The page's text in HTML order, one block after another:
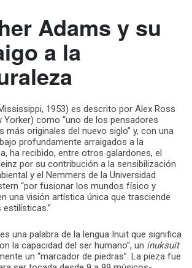
Adams y su
a la
1953) es descrito por Alex Ross
Yorker) como “uno de los pensadores
más originales del nuevo siglo” y, con una
profundamente arraigados a la
ha recibido, entre otros galardones, el
por su contribución a la sensibilización
y el Nemmers de la Universidad
“por fusionar los mundos físico y
una visión artística única que trasciende
una palabra de la lengua Inuit que significa
la capacidad del ser humano”, un inuksuit
un “marcador de piedras”. La pieza fue